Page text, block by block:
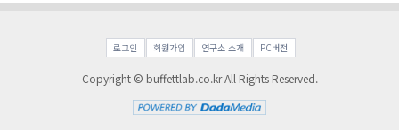
로그인 회원가입 연구소 소개 PC버전
Copyright © buffettlab.co.kr All Rights Reserved.